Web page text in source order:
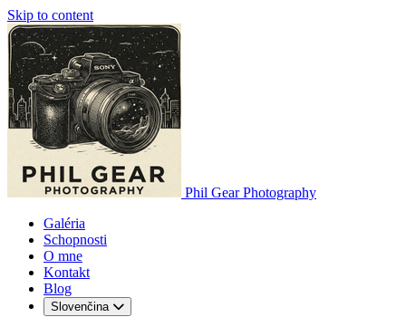
Skip to content
Phil Gear Photography
Galéria
Schopnosti
O mne
Kontakt
Blog
Slovenčina